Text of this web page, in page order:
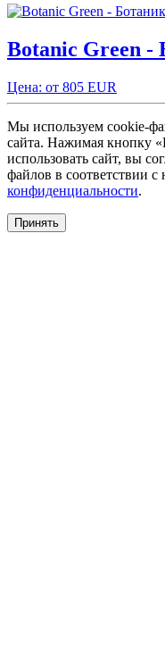
Botanic Green -
Цена: от 805 EUR
Мы используем cookie-
сайта. Нажимая кнопку
использовать сайт, вы
файлов в соответствии с
конфиденциальности.
Принять